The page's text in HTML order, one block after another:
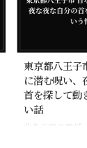
東京都八王子
に潜む呪い、
首を探して動
い話
北条氏照の居城